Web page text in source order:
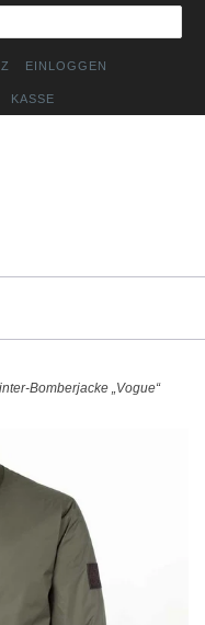
EINLOGGEN
KASSE
Bomberjacke „Vogue“